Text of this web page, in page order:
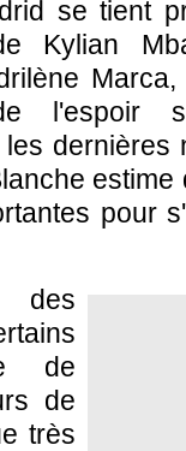
se tient
Kylian
de
dernières
pour
des
de
de
très